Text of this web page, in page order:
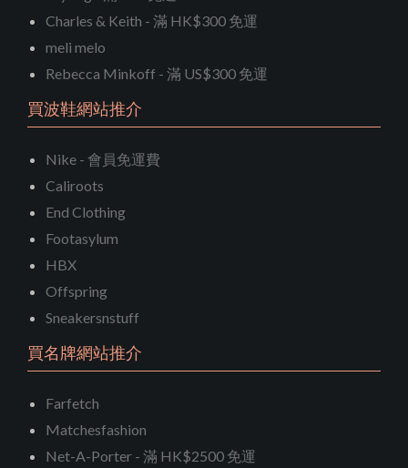
Charles & Keith - 滿 HK$300 免運
meli melo
Rebecca Minkoff - 滿 US$300 免運
買波鞋網站推介
Nike - 會員免運費
Caliroots
End Clothing
Footasylum
HBX
Offspring
Sneakersnstuff
買名牌網站推介
Farfetch
Matchesfashion
Net-A-Porter - 滿 HK$2500 免運